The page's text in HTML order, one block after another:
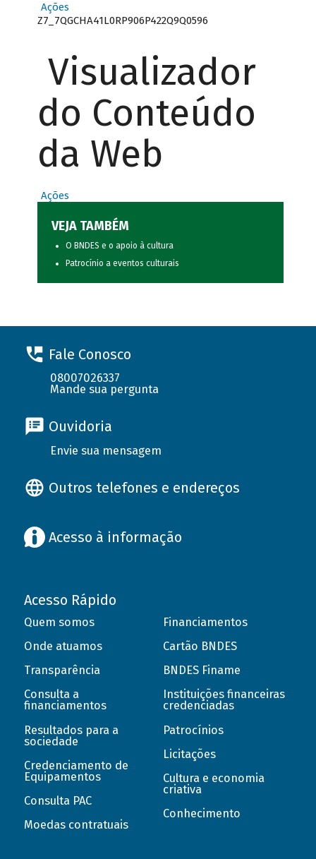
Ações
Z7_7QGCHA41L0RP906P422Q9Q0596
Visualizador
do Conteúdo
da Web
Ações
VEJA TAMBÉM
O BNDES e o apoio à cultura
Patrocínio a eventos culturais
Fale Conosco
08007026337
Mande sua pergunta
Ouvidoria
Envie sua mensagem
Outros telefones e endereços
Acesso à informação
Acesso Rápido
Quem somos
Onde atuamos
Transparência
Consulta a
financiamentos
Resultados para a
sociedade
Credenciamento de
Equipamentos
Consulta PAC
Moedas contratuais
Financiamentos
Cartão BNDES
BNDES Finame
Instituições financeiras
credenciadas
Patrocínios
Licitações
Cultura e economia
criativa
Conhecimento